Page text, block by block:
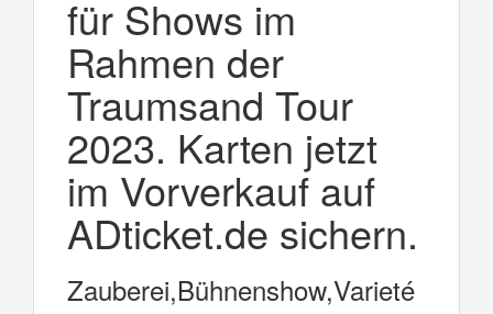
für Shows im
Rahmen der
Traumsand Tour
2023. Karten jetzt
im Vorverkauf auf
ADticket.de sichern.
Zauberei,Bühnenshow,Varieté